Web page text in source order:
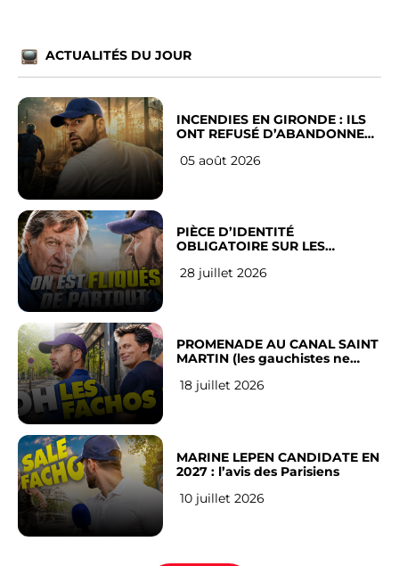
ACTUALITÉS DU JOUR
INCENDIES EN GIRONDE : ILS
ONT REFUSÉ D’ABANDONNER
05 août 2026
PIÈCE D’IDENTITÉ
OBLIGATOIRE SUR LES
Français
28 juillet 2026
PROMENADE AU CANAL SAINT
MARTIN (les gauchistes ne
18 juillet 2026
MARINE LEPEN CANDIDATE EN
2027 : l’avis des Parisiens
10 juillet 2026